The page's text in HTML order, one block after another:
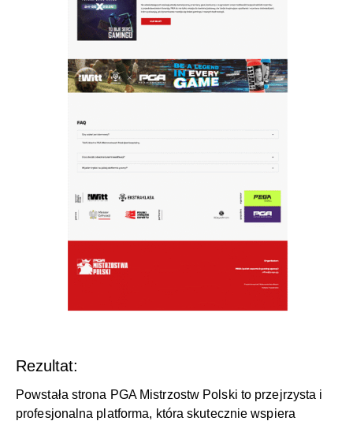
Rezultat:
Powstała strona PGA Mistrzostw Polski to przejrzysta i
profesjonalna platforma, która skutecznie wspiera